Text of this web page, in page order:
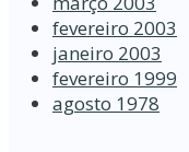
fevereiro 2003
janeiro 2003
fevereiro 1999
agosto 1978